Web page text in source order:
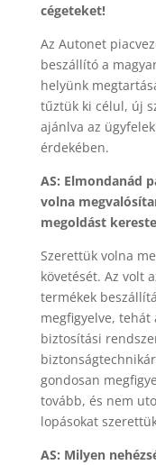
cégeteket!
Az Autonet
beszállító a
helyünk
tűztük ki célul, új
ajánlva az
érdekében.
AS: Elmondanád
volna
megoldást
Szerettük volna
követését. Az volt
termékek
megfigyelve,
biztosítási
gondosan
tovább, és nem
lopásokat
AS: Milyen